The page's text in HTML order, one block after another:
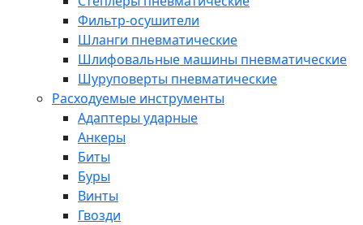
Фильтр-осушители
Шланги пневматические
Шлифовальные машины пневматические
Шуруповерты пневматические
Расходуемые инструменты
Адаптеры ударные
Анкеры
Биты
Буры
Винты
Гвозди